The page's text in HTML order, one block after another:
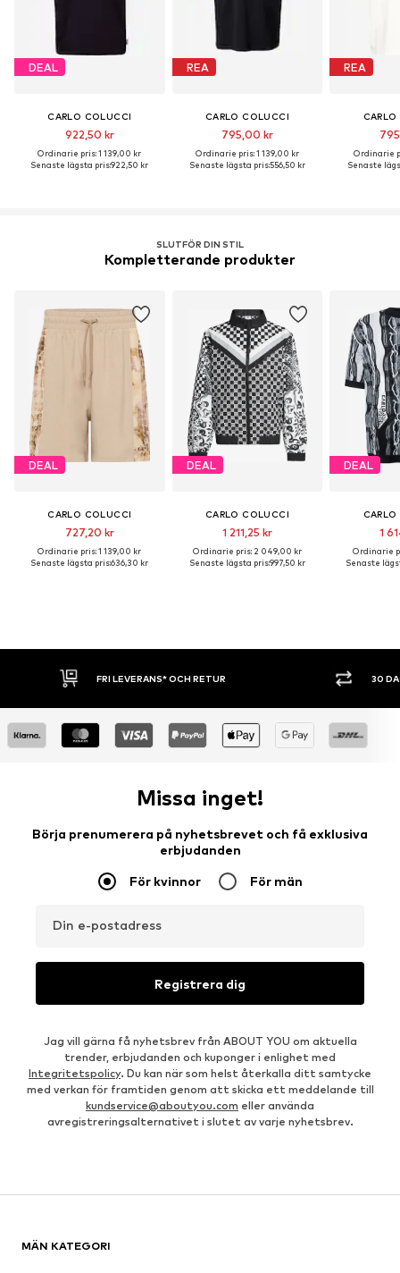
DEAL
CARLO COLUCCI
922,50 kr
Ordinarie pris: 1 139,00 kr
Senaste lägsta pris:922,50 kr
REA
CARLO COLUCCI
795,00 kr
Ordinarie pris: 1 139,00 kr
Senaste lägsta pris:556,50 kr
REA
Ordinarie
Senaste
SLUTFÖR DIN STIL
Kompletterande produkter
DEAL
CARLO COLUCCI
727,20 kr
Ordinarie pris: 1 139,00 kr
Senaste lägsta pris:636,30 kr
DEAL
CARLO COLUCCI
1 211,25 kr
Ordinarie pris: 2 049,00 kr
Senaste lägsta pris:997,50 kr
DEAL
1
Ordinarie
Senaste
30 DAGARS ÖPPET KÖP
Missa inget!
Börja prenumerera på nyhetsbrevet och få exklusiva
erbjudanden
För kvinnor För män
Din e-postadress
Registrera dig
Jag vill gärna få nyhetsbrev från ABOUT YOU om aktuella
trender, erbjudanden och kuponger i enlighet med
Integritetspolicy. Du kan när som helst återkalla ditt samtycke
med verkan för framtiden genom att skicka ett meddelande till
kundservice@aboutyou.com eller använda
avregistreringsalternativet i slutet av varje nyhetsbrev.
MÄN KATEGORI